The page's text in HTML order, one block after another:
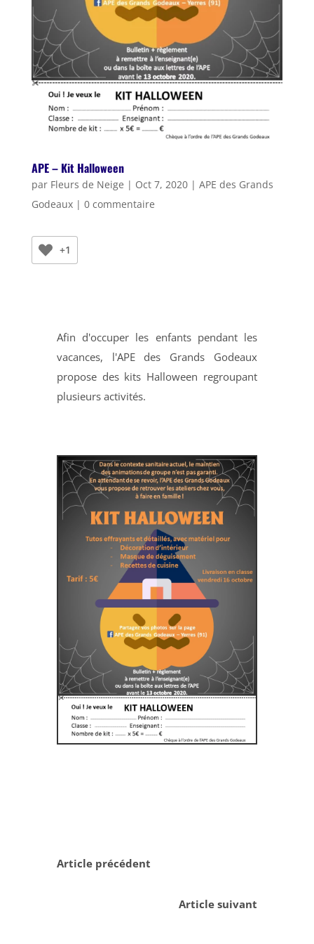
APE – Kit Halloween
par Fleurs de Neige | Oct 7, 2020| APE des Grands
Godeaux| 0 commentaire
+1
Afin d'occuper les enfants pendant les
vacances, l'APE des Grands Godeaux
propose des kits Halloween regroupant
plusieurs activités.
Article précédent
Article suivant